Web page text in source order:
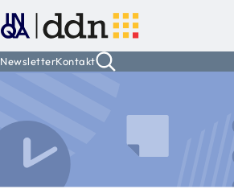
NewsletterKontakt